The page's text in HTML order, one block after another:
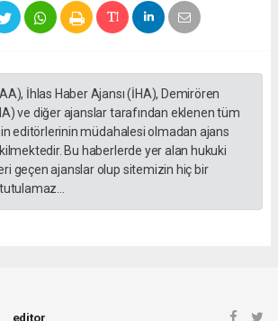
İhlas Haber Ajansı (İHA), Demirören
ve diğer ajanslar tarafından eklenen tüm
editörlerinin müdahalesi olmadan ajans
Bu haberlerde yer alan hukuki
geçen ajanslar olup sitemizin hiç bir
editor